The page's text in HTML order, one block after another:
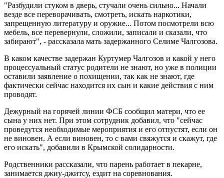
"Разбудили стуком в дверь, стучали очень сильно... Начали
везде все переворачивать, смотреть, искать наркотики,
запрещенную литературу и оружие... Потом посмотрели всю
мебель, все перевернули, сложили, записали и сказали, что
забирают", - рассказала мать задержанного Селиме Чалгозова.
В каком качестве задержан Куртумер Чалгозов и какой у него
процессуальный статус родители не знают, но уже в полиции
оставили заявление о похищении, так как не знают, где
фактически сейчас находится их сын и какие действия с ним
проводят.
Дежурный на горячей линии ФСБ сообщил матери, что ее
сына у них нет. При этом сотрудник добавил, что "сейчас
проведутся необходимые мероприятия и его отпустят, если он
не виновен. А если виновен, то с вами свяжутся и скажут, где
его искать", добавили в Крымской солидарности.
Родственники рассказали, что парень работает в пекарне,
занимается джиу-джитсу, ездит на соревнования.